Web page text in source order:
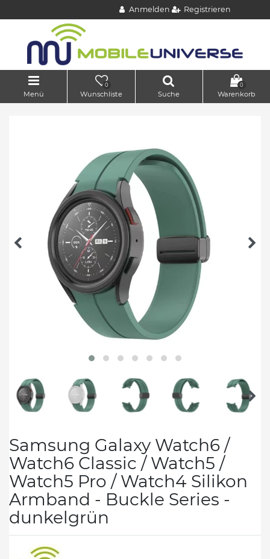
Anmelden Registrieren
Menü
0
Wunschliste Suche
0
Warenkorb
Samsung Galaxy Watch6 /
Watch6 Classic / Watch5 /
Watch5 Pro / Watch4 Silikon
Armband - Buckle Series -
dunkelgrün